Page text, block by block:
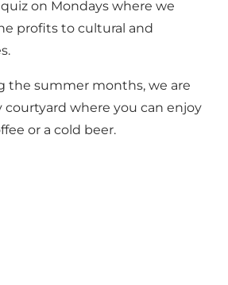
on Mondays where we
profits to cultural and
the summer months, we are
courtyard where you can enjoy
or a cold beer.